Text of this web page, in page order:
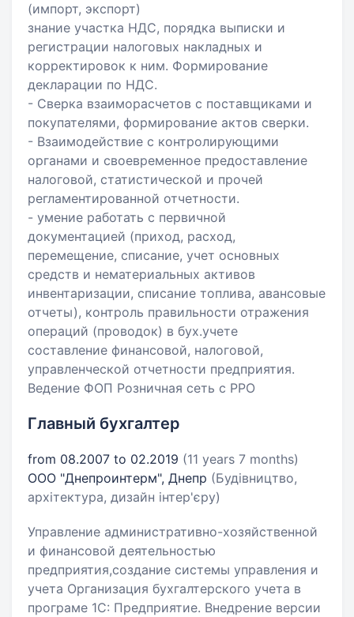
(импорт, экспорт)
знание участка НДС, порядка выписки и
регистрации налоговых накладных и
корректировок к ним. Формирование
декларации по НДС.
- Сверка взаиморасчетов с поставщиками и
покупателями, формирование актов сверки.
- Взаимодействие с контролирующими
органами и своевременное предоставление
налоговой, статистической и прочей
регламентированной отчетности.
- умение работать с первичной
документацией (приход, расход,
перемещение, списание, учет основных
средств и нематериальных активов
инвентаризации, списание топлива, авансовые
отчеты), контроль правильности отражения
операций (проводок) в бух.учете
составление финансовой, налоговой,
управленческой отчетности предприятия.
Ведение ФОП Розничная сеть с РРО
Главный бухгалтер
from 08.2007 to 02.2019 (11 years 7 months)
ООО "Днепроинтерм", Днепр (Будівництво,
архітектура, дизайн інтер'єру)
Управление административно-хозяйственной
и финансовой деятельностью
предприятия,создание системы управления и
учета Организация бухгалтерского учета в
програме 1С: Предприятие. Внедрение версии